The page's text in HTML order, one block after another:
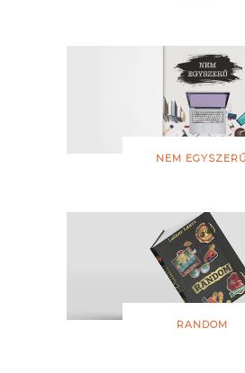
NEM EGYSZERŰ
RANDOM